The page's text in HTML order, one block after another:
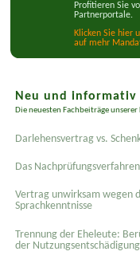
Profitieren Sie
Partnerportale.
Klicken Sie hier
auf mehr
Neu und informativ
Die neuesten Fachbeiträge
Darlehensvertrag vs.
Das
Vertrag unwirksam wegen
Sprachkenntnisse
Trennung der Eheleute:
der Nutzungsentschädigung